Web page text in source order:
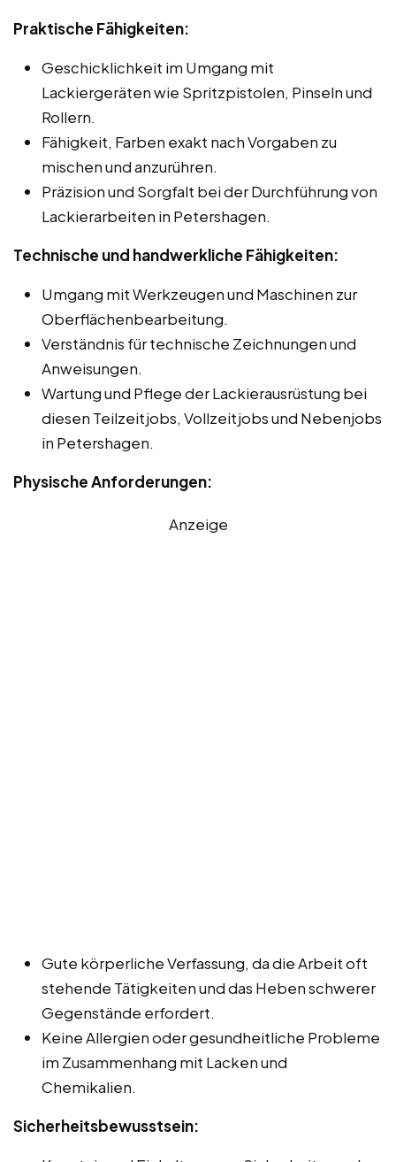
Praktische Fähigkeiten:
Geschicklichkeit im Umgang mit
Lackiergeräten wie Spritzpistolen, Pinseln und
Rollern.
Fähigkeit, Farben exakt nach Vorgaben zu
mischen und anzurühren.
Präzision und Sorgfalt bei der Durchführung von
Lackierarbeiten in Petershagen.
Technische und handwerkliche Fähigkeiten:
Umgang mit Werkzeugen und Maschinen zur
Oberflächenbearbeitung.
Verständnis für technische Zeichnungen und
Anweisungen.
Wartung und Pflege der Lackierausrüstung bei
diesen Teilzeitjobs, Vollzeitjobs und Nebenjobs
in Petershagen.
Physische Anforderungen:
Anzeige
Gute körperliche Verfassung, da die Arbeit oft
stehende Tätigkeiten und das Heben schwerer
Gegenstände erfordert.
Keine Allergien oder gesundheitliche Probleme
im Zusammenhang mit Lacken und
Chemikalien.
Sicherheitsbewusstsein: